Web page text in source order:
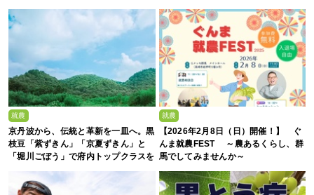
就農
京丹波から、伝統と革新を一皿へ。黒
枝豆「紫ずきん」「京夏ずきん」と
「堀川ごぼう」で府内トップクラスを
誇る、株式会社新田農園
就農
【2026年2月8日（日）開催！】 ぐ
んま就農FEST ～農あるくらし、群
馬でしてみませんか～